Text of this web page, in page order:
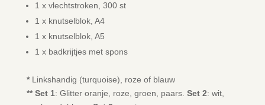
1 x vlechtstroken, 300 st
1 x knutselblok, A4
1 x knutselblok, A5
1 x badkrijtjes met spons
*Linkshandig (turquoise), roze of blauw
** Set 1: Glitter oranje, roze, groen, paars. Set 2: wit,